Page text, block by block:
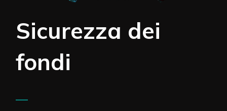
Sicurezza dei
fondi
—